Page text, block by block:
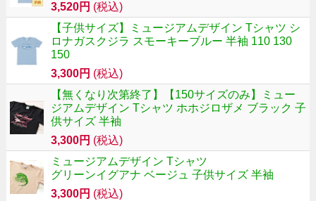
3,520円 (税込)
【子供サイズ】ミュージアムデザイン Tシャツ シ
ロナガスクジラ スモーキーブルー 半袖 110 130
150
3,300円 (税込)
【無くなり次第終了】【150サイズのみ】ミュー
ジアムデザイン Tシャツ ホホジロザメ ブラック 子
供サイズ 半袖
3,300円 (税込)
ミュージアムデザイン Tシャツ
グリーンイグアナ ベージュ 子供サイズ 半袖
3,300円 (税込)